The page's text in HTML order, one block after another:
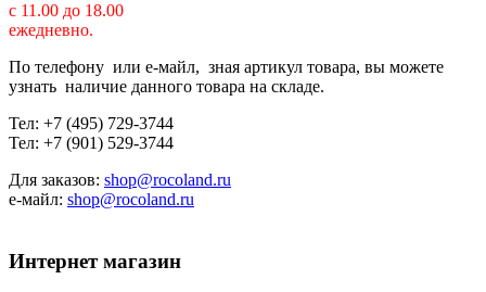
с 11.00 до 18.00
ежедневно.
По телефону или е-майл, зная артикул товара, вы можете
узнать наличие данного товара на складе.
Тел: +7 (495) 729-3744
Тел: +7 (901) 529-3744
Для заказов: shop@rocoland.ru
е-майл: shop@rocoland.ru
Интернет магазин